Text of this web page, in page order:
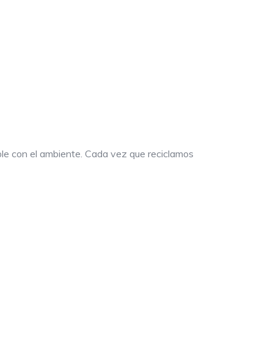
con el ambiente. Cada vez que reciclamos